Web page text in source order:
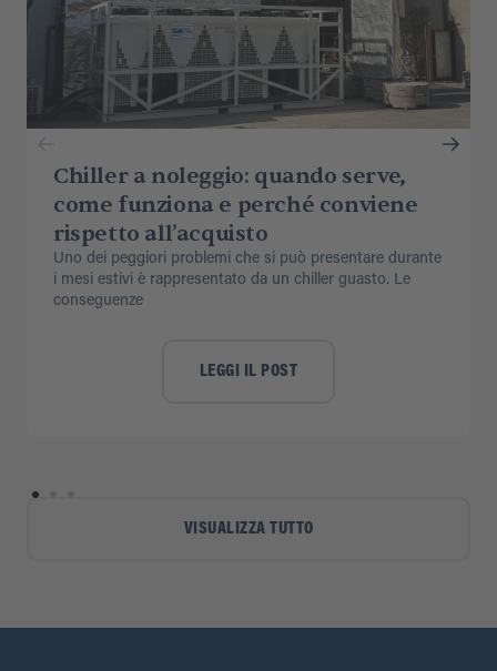
Chiller a noleggio: quando serve,
come funziona e perché conviene
rispetto all’acquisto
Uno dei peggiori problemi che si può presentare durante
i mesi estivi è rappresentato da un chiller guasto. Le
conseguenze
LEGGI IL POST
VISUALIZZA TUTTO